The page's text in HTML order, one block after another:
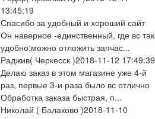
13:45:19
Спасибо за удобный и хороший сайт
Он наверное -единственный, где вс так
удобно:можно отложить запчас...
Раджив( Черкесск )2018-11-12 17:49:39
Делаю заказ в этом магазине уже 4-й
раз, первые 3-и раза было вс отлично
Обработка заказа быстрая, п...
Николай ( Балаково )2018-11-10